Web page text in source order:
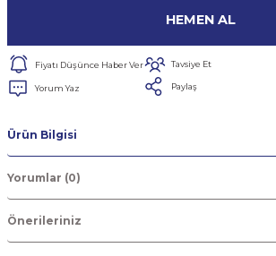
HEMEN AL
Fiyatı Düşünce Haber Ver
Yorum Yaz
Tavsiye Et
Paylaş
Ürün Bilgisi
Yorumlar (0)
Önerileriniz